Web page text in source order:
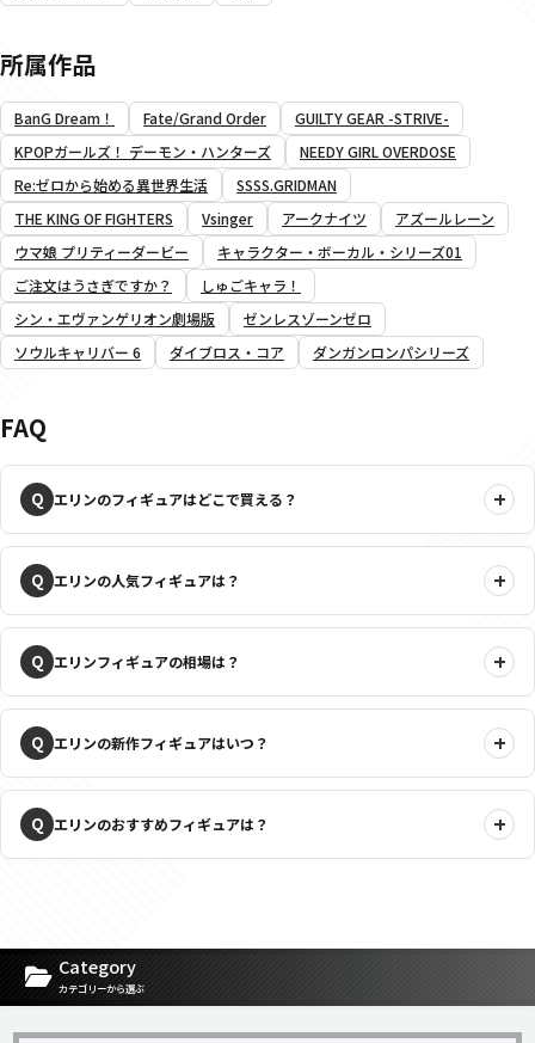
所属作品
BanG Dream！ Fate/Grand Order
GUILTY GEAR -STRIVE-
KPOPガールズ！ デーモン・ハンターズ
NEEDY GIRL OVERDOSE
Re:ゼロから始める異世界生活
SSSS.GRIDMAN
THE KING OF FIGHTERS
Vsinger アークナイツ
アズールレーン
ウマ娘 プリティーダービー
キャラクター・ボーカル・シリーズ01
ご注文はうさぎですか？
しゅごキャラ！
シン・エヴァンゲリオン劇場版
ゼンレスゾーンゼロ
ソウルキャリバー 6
ダイブロス・コア ダンガンロンパシリーズ
FAQ
エリンのフィギュアはどこで買える？
エリンの人気フィギュアは？
エリンフィギュアの相場は？
エリンの新作フィギュアはいつ？
エリンのおすすめフィギュアは？
Category
カテゴリーから選ぶ